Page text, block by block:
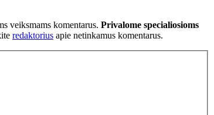
veiksmams komentarus. Privalome specialiosioms
redaktorius apie netinkamus komentarus.